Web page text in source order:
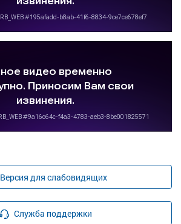
Версия для слабовидящих
Служба поддержки